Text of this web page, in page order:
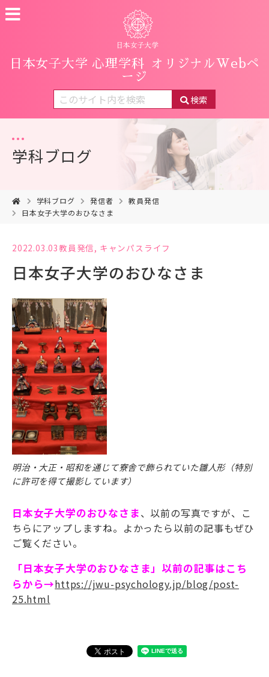
日本女子大学 心理学科
オリジナルWebペ
ージ
検索
学科ブログ
学科ブログ 発信者
教員発信
日本女子大学のおひなさま
2022.03.03教員発信, キャンパスライフ
日本女子大学のおひなさま
明治・大正・昭和を通じて寮舎で飾られていた雛人形（特別
に許可を得て撮影しています）
日本女子大学のおひなさま、以前の写真ですが、こ
ちらにアップしますね。よかったら以前の記事もぜひ
ご覧ください。
「日本女子大学のおひなさま」以前の記事はこち
らから→https://jwu-psychology.jp/blog/post-
25.html